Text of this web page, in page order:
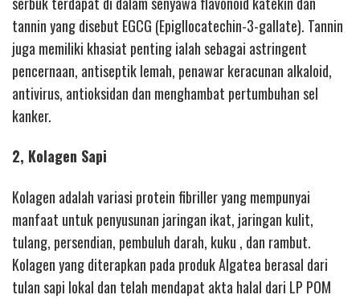
tannin yang disebut EGCG (Epigllocatechin-3-gallate). Tannin
juga memiliki khasiat penting ialah sebagai astringent
pencernaan, antiseptik lemah, penawar keracunan alkaloid,
antivirus, antioksidan dan menghambat pertumbuhan sel
kanker.
2, Kolagen Sapi
Kolagen adalah variasi protein fibriller yang mempunyai
manfaat untuk penyusunan jaringan ikat, jaringan kulit,
tulang, persendian, pembuluh darah, kuku , dan rambut.
Kolagen yang diterapkan pada produk Algatea berasal dari
tulan sapi lokal dan telah mendapat akta halal dari LP POM